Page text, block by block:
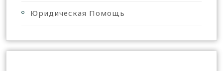
Юридическая Помощь